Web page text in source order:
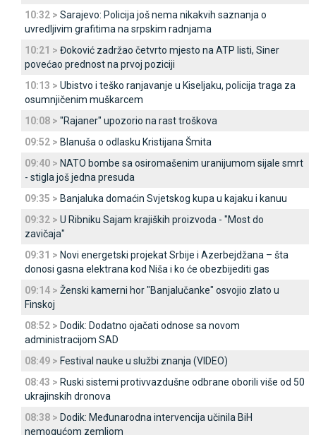
10:32 > Sarajevo: Policija još nema nikakvih saznanja o
uvredljivim grafitima na srpskim radnjama
10:21 > Đoković zadržao četvrto mjesto na ATP listi, Siner
povećao prednost na prvoj poziciji
10:13 > Ubistvo i teško ranjavanje u Kiseljaku, policija traga za
osumnjičenim muškarcem
10:08 > "Rajaner" upozorio na rast troškova
09:52 > Blanuša o odlasku Kristijana Šmita
09:40 > NATO bombe sa osiromašenim uranijumom sijale smrt
- stigla još jedna presuda
09:35 > Banjaluka domaćin Svjetskog kupa u kajaku i kanuu
09:32 > U Ribniku Sajam krajiških proizvoda - "Most do
zavičaja"
09:31 > Novi energetski projekat Srbije i Azerbejdžana – šta
donosi gasna elektrana kod Niša i ko će obezbijediti gas
09:14 > Ženski kamerni hor "Banjalučanke" osvojio zlato u
Finskoj
08:52 > Dodik: Dodatno ojačati odnose sa novom
administracijom SAD
08:49 > Festival nauke u službi znanja (VIDEO)
08:43 > Ruski sistemi protivvazdušne odbrane oborili više od 50
ukrajinskih dronova
08:38 > Dodik: Međunarodna intervencija učinila BiH
nemogućom zemljom